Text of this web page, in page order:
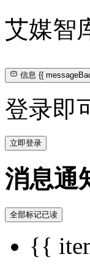
艾媒智
信息{{
登录即
立即登录
消息通
全部标记已读
{{